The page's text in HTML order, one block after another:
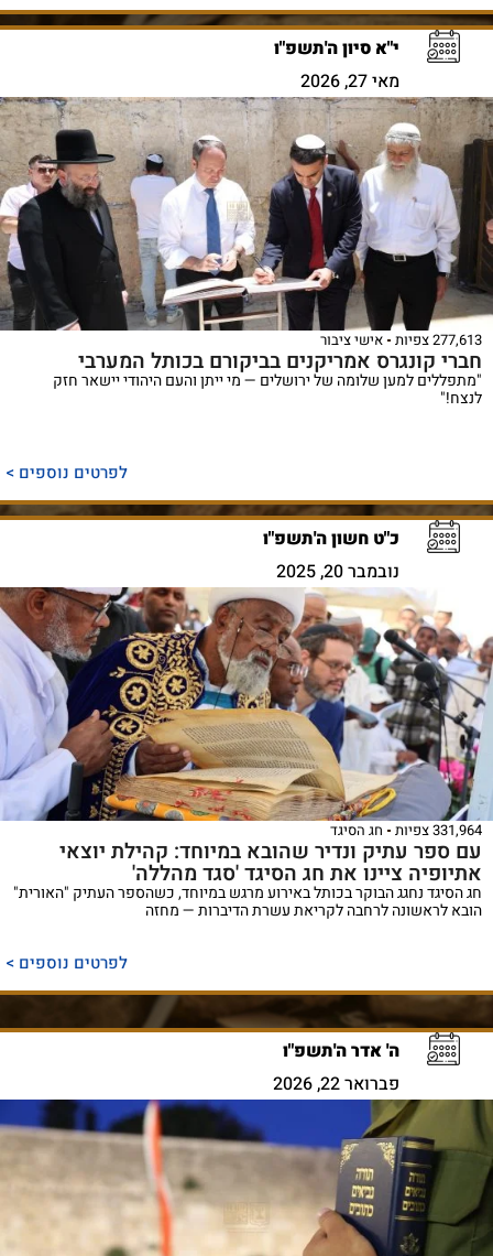
י"א סיון ה'תשפ"ו
מאי 27, 2026
277,613 צפיות אישי ציבור
חברי קונגרס אמריקנים בביקורם בכותל המערבי
"מתפללים למען שלומה של ירושלים — מי ייתן והעם היהודי יישאר חזק
לנצח!"
לפרטים נוספים >
כ"ט חשון ה'תשפ"ו
נובמבר 20, 2025
331,964 צפיות חג הסיגד
עם ספר עתיק ונדיר שהובא במיוחד: קהילת יוצאי
אתיופיה ציינו את חג הסיגד 'סגד מהללה'
חג הסיגד נחגג הבוקר בכותל באירוע מרגש במיוחד, כשהספר העתיק "האורית"
הובא לראשונה לרחבה לקריאת עשרת הדיברות — מחזה
לפרטים נוספים >
ה' אדר ה'תשפ"ו
פברואר 22, 2026